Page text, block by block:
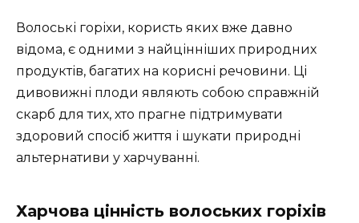
Волоські горіхи, користь яких вже давно
відома, є одними з найцінніших природних
продуктів, багатих на корисні речовини. Ці
дивовижні плоди являють собою справжній
скарб для тих, хто прагне підтримувати
здоровий спосіб життя і шукати природні
альтернативи у харчуванні.
Харчова цінність волоських горіхів